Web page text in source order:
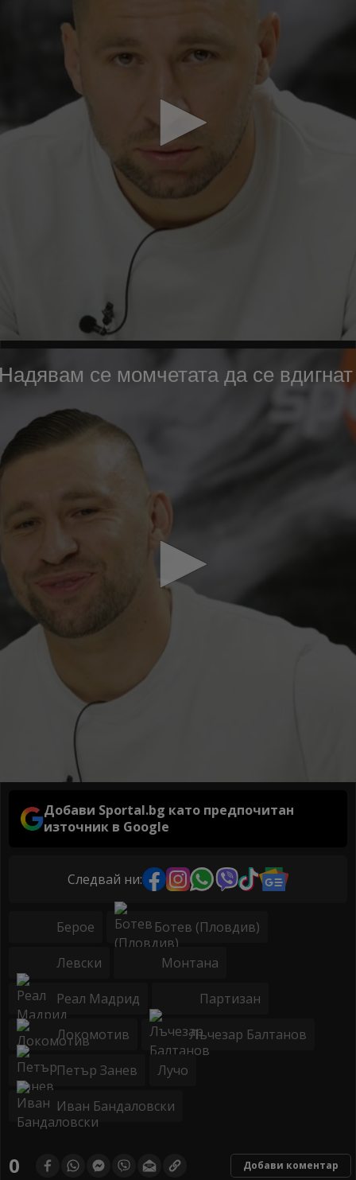
Добави Sportal.bg като предпочитан
източник в Google
Следвай ни:
Берое Ботев (Пловдив)
Левски Монтана
Реал Мадрид Партизан
Локомотив Лъчезар Балтанов
Петър Занев Лучо
Иван Бандаловски
0 Добави коментар